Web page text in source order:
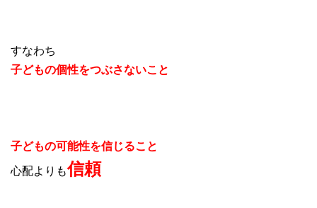
すなわち
子どもの個性をつぶさないこと
子どもの可能性を信じること
心配よりも信頼